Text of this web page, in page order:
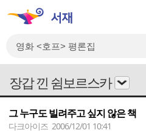
장갑 낀 쉼보르스카
그 누구도 빌려주고 싶지 않은 책
다크아이즈 2006/12/01 10:41